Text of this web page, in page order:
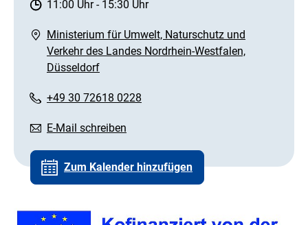
11:00 Uhr- 15:30 Uhr
Ministerium für Umwelt, Naturschutz und
Verkehr des Landes Nordrhein-Westfalen,
Düsseldorf
+49 30 72618 0228
E-Mail schreiben
Zum Kalender hinzufügen